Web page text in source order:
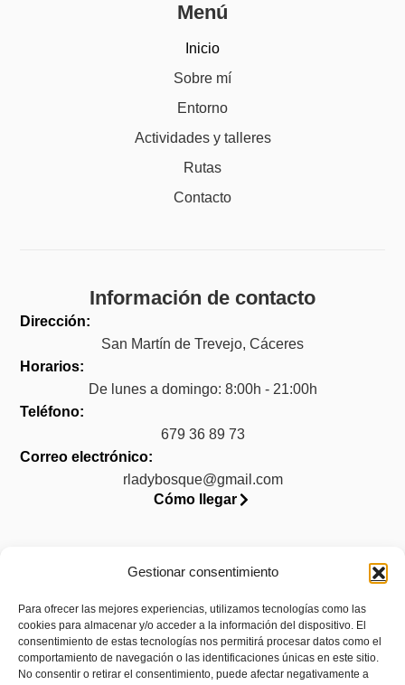
Gestionar consentimiento
Para ofrecer las mejores experiencias, utilizamos tecnologías como las
cookies para almacenar y/o acceder a la información del dispositivo. El
consentimiento de estas tecnologías nos permitirá procesar datos como el
comportamiento de navegación o las identificaciones únicas en este sitio.
No consentir o retirar el consentimiento, puede afectar negativamente a
Menú
Inicio
Sobre mí
Entorno
Actividades y talleres
Rutas
Contacto
Información de contacto
Dirección:
San Martín de Trevejo, Cáceres
Horarios:
De lunes a domingo: 8:00h - 21:00h
Teléfono:
679 36 89 73
Correo electrónico:
rladybosque@gmail.com
Cómo llegar
Aviso legal
Política de privacidad